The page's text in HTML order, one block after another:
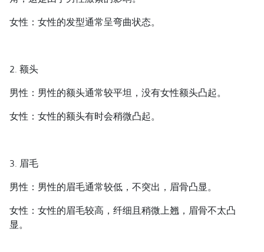
女性：女性的发型通常呈弯曲状态。
2. 额头
男性：男性的额头通常较平坦，没有女性额头凸起。
女性：女性的额头有时会稍微凸起。
3. 眉毛
男性：男性的眉毛通常较低，不突出，眉骨凸显。
女性：女性的眉毛较高，纤细且稍微上翘，眉骨不太凸
显。